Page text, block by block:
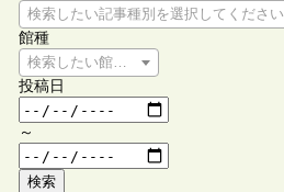
検索したい記事種別を選択してください
館種
検索したい館種を選択してください
投稿日
～
検索